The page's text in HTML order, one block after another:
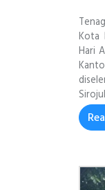
Kota
Hari